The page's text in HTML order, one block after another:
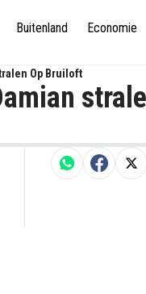
Buitenland Economie
Op Bruiloft